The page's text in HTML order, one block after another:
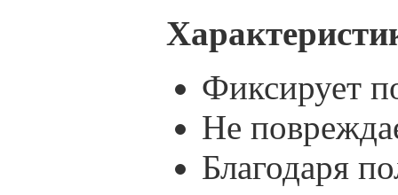
Фиксирует
Не
Благодаря